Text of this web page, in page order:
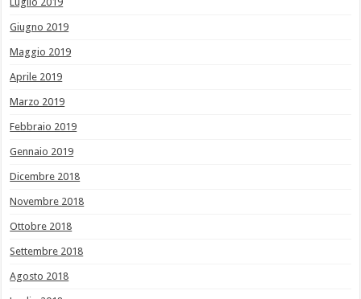
Giugno 2019
Maggio 2019
Aprile 2019
Marzo 2019
Febbraio 2019
Gennaio 2019
Dicembre 2018
Novembre 2018
Ottobre 2018
Settembre 2018
Agosto 2018